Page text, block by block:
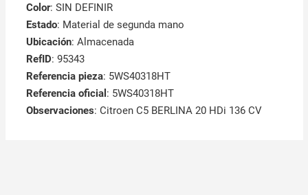
Color: SIN DEFINIR
Estado: Material de segunda mano
Ubicación: Almacenada
RefID: 95343
Referencia pieza: 5WS40318HT
Referencia oficial : 5WS40318HT
Observaciones: Citroen C5 BERLINA 20 HDi 136 CV